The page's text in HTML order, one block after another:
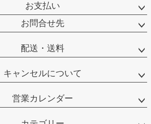
ップ
お支払い
お問合せ先
配送・送料
キャンセルについて
営業カレンダー